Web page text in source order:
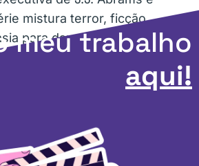
mistura terror, ficção
para dar voz aos negros.
meu trabalho
aqui!